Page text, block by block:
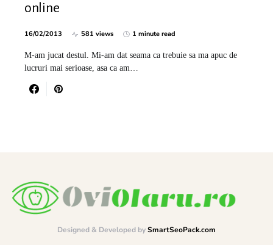
online
16/02/2013 581 views 1 minute read
M-am jucat destul. Mi-am dat seama ca trebuie sa ma apuc de
lucruri mai serioase, asa ca am…
Designed & Developed bySmartSeoPack.com